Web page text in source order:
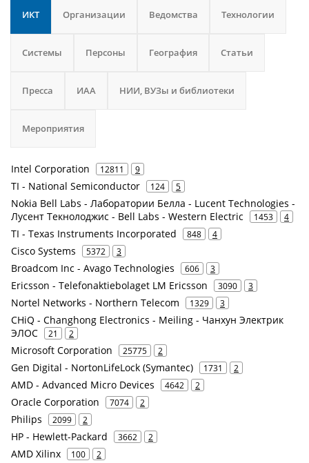
ИКТ Организации Ведомства Технологии
Системы Персоны География Статьи
Пресса ИАА НИИ, ВУЗы и библиотеки
Мероприятия
Intel Corporation 12811 9
TI - National Semiconductor 124 5
Nokia Bell Labs - Лаборатории Белла - Lucent Technologies -
Лусент Текнолоджис - Bell Labs - Western Electric
1453 4
TI - Texas Instruments Incorporated 848 4
Cisco Systems 5372 3
Broadcom Inc - Avago Technologies 606 3
Ericsson - Telefonaktiebolaget LM Ericsson 3090 3
Nortel Networks - Northern Telecom 1329 3
CHiQ - Changhong Electronics - Meiling - Чанхун Электрик
ЭЛОС
21 2
Microsoft Corporation 25775 2
Gen Digital - NortonLifeLock (Symantec) 1731 2
AMD - Advanced Micro Devices 4642 2
Oracle Corporation 7074 2
Philips 2099 2
HP - Hewlett-Packard 3662 2
AMD Xilinx 100 2